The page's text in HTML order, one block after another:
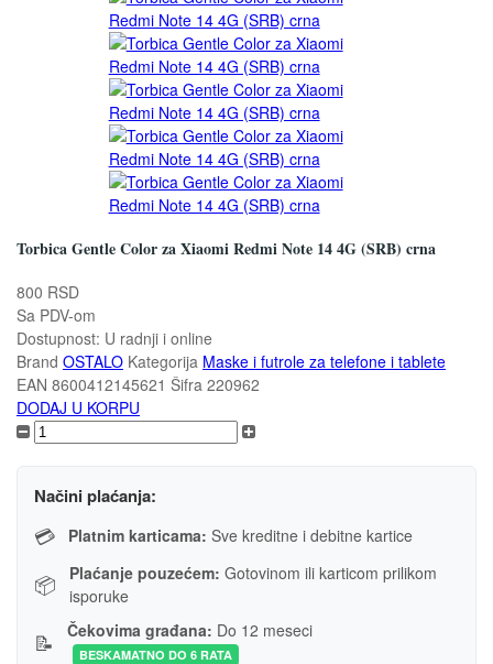
Torbica Gentle Color za Xiaomi Redmi Note 14 4G (SRB) crna
800 RSD
Sa PDV-om
Dostupnost: U radnji i online
Brand OSTALO Kategorija Maske i futrole za telefone i tablete
EAN 8600412145621 Šifra 220962
DODAJ U KORPU
Načini plaćanja:
💳 Platnim karticama: Sve kreditne i debitne kartice
📦 Plaćanje pouzećem: Gotovinom ili karticom prilikom
isporuke
📝 Čekovima građana: Do 12 meseci
BESKAMATNO DO 6 RATA